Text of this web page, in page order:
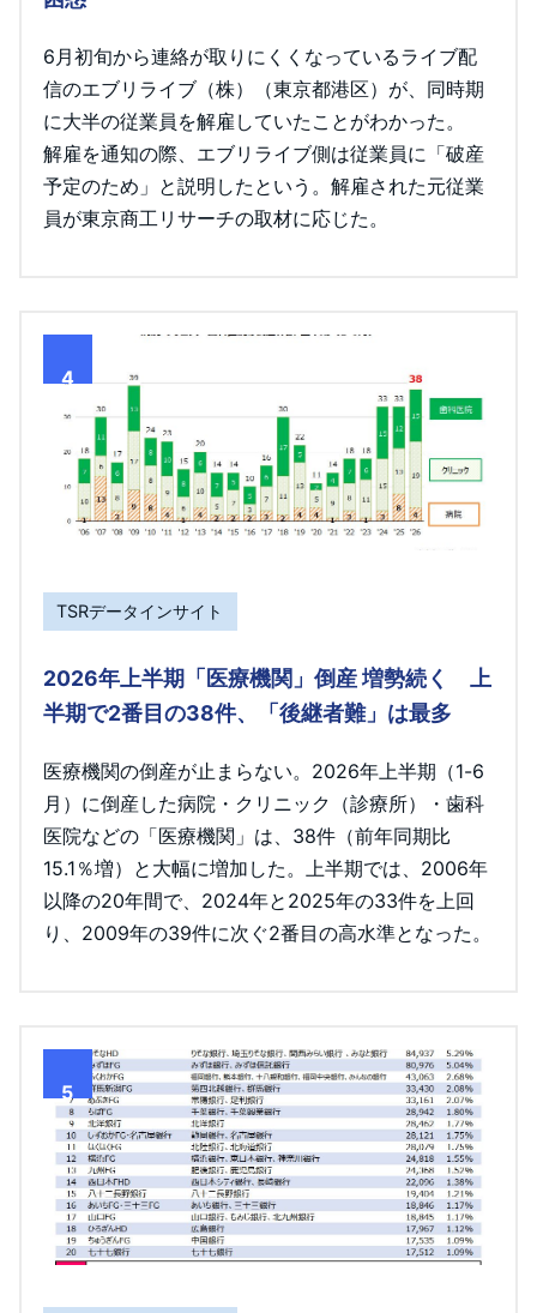
6月初旬から連絡が取りにくくなっているライブ配
信のエブリライブ（株）（東京都港区）が、同時期
に大半の従業員を解雇していたことがわかった。
解雇を通知の際、エブリライブ側は従業員に「破産
予定のため」と説明したという。解雇された元従業
員が東京商工リサーチの取材に応じた。
4
TSRデータインサイト
2026年上半期「医療機関」倒産 増勢続く 上
半期で2番目の38件、「後継者難」は最多
医療機関の倒産が止まらない。2026年上半期（1-6
月）に倒産した病院・クリニック（診療所）・歯科
医院などの「医療機関」は、38件（前年同期比
15.1％増）と大幅に増加した。上半期では、2006年
以降の20年間で、2024年と2025年の33件を上回
り、2009年の39件に次ぐ2番目の高水準となった。
5